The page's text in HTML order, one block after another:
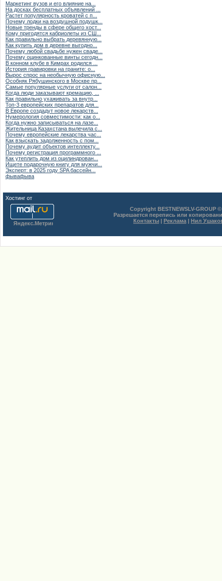
Маркетинг вузов и его влияние на...
На досках бесплатных объявлений ...
Растет популярность кроватей с п...
Почему лодки на воздушной подушк...
Новые тренды в сфере общего хост...
Кому пригодятся кабриолеты из СШ...
Как правильно выбрать деревянную...
Как купить дом в деревне выгодно...
Почему любой свадьбе нужен сваде...
Почему оцинкованные винты сегодн...
В конном клубе в Кимрах родился ...
История гравировки на граните: о...
Вырос спрос на необычную офисную...
Особняк Рябушинского в Москве пр...
Самые популярные услуги от салон...
Когда люди заказывают кремацию, ...
Как правильно ухаживать за внутр...
Топ-3 европейских препаратов для...
В Европе создадут новое лекарств...
Нумерология совместимости: как о...
Когда нужно записываться на лазе...
Жительница Казахстана вылечила с...
Почему европейские лекарства час...
Как взыскать задолженность с пом...
Почему аудит объектов интеллекту...
Почему регистрация программного ...
Как утеплить дом из оцилиндрован...
Ищете подарочную книгу для мужчи...
Эксперт: в 2025 году SPA бассейн...
фывафыва
Хостинг от
Copyright BESTNEWSLV-GROUP
Разрешается перепись или
Контакты | Реклама | Нил